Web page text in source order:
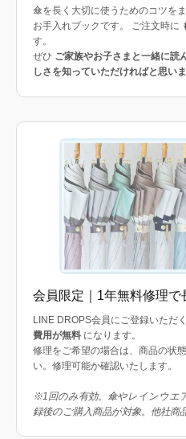
傘を長く大切に使うためのコツを
お手入れブックです。 ご注文時に
す。
ぜひ ご家族やお子さまと一緒に読
しさを知っていただければと思い
会員限定｜1年無料修理で
LINE DROPS会員にご登録いただく
費用が無料 になります。
修理をご希望の場合は、商品の状
い。修理可能か確認いたします。
※1回のみ有効。傘やレインウエ
録後のご購入商品が対象。他社商